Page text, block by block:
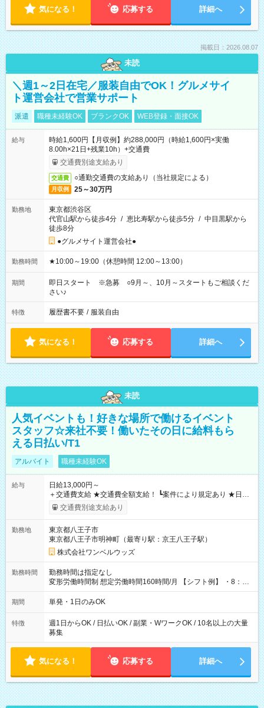
気になる！ 応募する 詳細へ
掲載日：2026.08.07
未読
＼週1～2日在宅／服装自由でOK！グルメサイ
ト運営会社で営業サポート
派遣 職種未経験OK ブランクOK WEB登録・面接OK
給与
時給1,600円【月収例】約288,000円（時給1,600円×実働
8.00h×21日+残業10h）+交通費
交通費別途支給あり
交通費 ○通勤交通費の支給あり（当社規定による）
月収例 25～30万円
勤務地
東京都渋谷区
代官山駅から徒歩4分 / 恵比寿駅から徒歩5分 / 中目黒駅から
徒歩8分
●グルメサイト運営会社●
勤務時間 ★10:00～19:00（休憩時間 12:00～13:00）
期間
即日スタート ※急募 ○9月～、10月～スタートもご相談くだ
さい♪
特徴 履歴書不要 / 服装自由
気になる！ 応募する 詳細へ
未読
人気イベントも！好きな場所で働けるイベント
スタッフ☆来社不要！働いたその日に給料もら
える日払い/T1
アルバイト 職種未経験OK
給与
日給13,000円～
＋交通費支給 ★交通費全額支給！ ┗案件により規定あり ★日払
いOK！（規定あり） ┗働いたその日に現金GET♪ お仕事後はコ
ンビニATMから 日払い分を引き落とせます！ 【試用期間】試
交通費別途支給あり
勤務地
東京都八王子市
東京都八王子市明神町（最寄り駅：京王八王子駅）
株式会社ワンベルウッズ
勤務時間
勤務時間は指定なし
変形労働時間制 想定労働時間160時間/月 【シフト例】 ・8：00
～21：00
期間 単発・1日のみOK
特徴
週1日からOK / 日払いOK / 副業・WワークOK / 10名以上の大量
募集
気になる！ 応募する 詳細へ